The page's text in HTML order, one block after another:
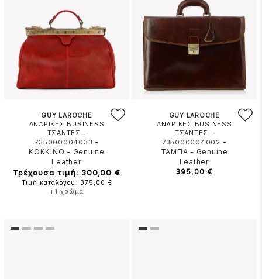
GUY LAROCHE
ΑΝΔΡΙΚΕΣ BUSINESS
ΤΣΑΝΤΕΣ -
735000004033 -
ΚΟΚΚΙΝΟ - Genuine
Leather
Τρέχουσα τιμή: 300,00 €
Τιμή καταλόγου: 375,00 €
+1 χρώμα
GUY LAROCHE
ΑΝΔΡΙΚΕΣ BUSINESS
ΤΣΑΝΤΕΣ -
735000004002 -
ΤΑΜΠΑ - Genuine
Leather
395,00 €